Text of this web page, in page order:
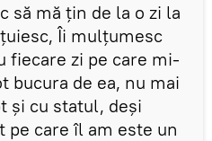
să mă ţin de la o zi la
Îi mulţumesc
fiecare zi pe care mi-
bucura de ea, nu mai
şi cu statul, deşi
care îl am este un